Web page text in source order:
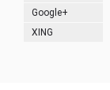
Google+
XING